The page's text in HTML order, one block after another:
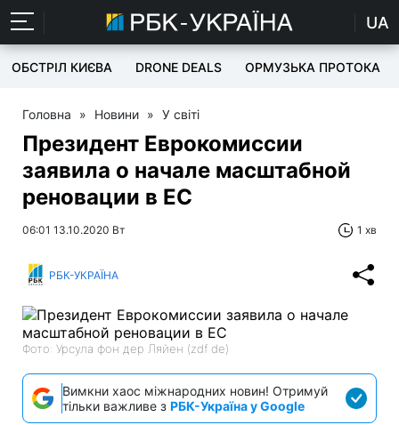
UA
ОБСТРІЛ КИЄВА DRONE DEALS ОРМУЗЬКА ПРОТОКА
Головна » Новини » У світі
Президент Еврокомиссии
заявила о начале масштабной
реновации в ЕС
06:01 13.10.2020 Вт 1 хв
РБК-УКРАЇНА
Фото: Урсула фон дер Ляйен (zdf de)
Вимкни хаос міжнародних новин! Отримуй
тільки важливе з РБК-Україна у Google